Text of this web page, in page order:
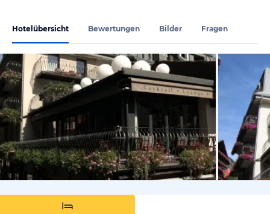
Hotelübersicht Bewertungen Bilder Fragen
von